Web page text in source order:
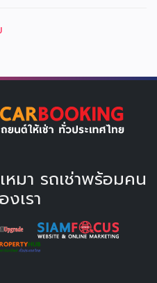
มา รถเช่าพร้อมคน
เรา